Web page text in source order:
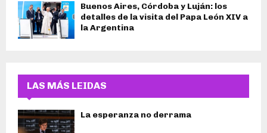
Buenos Aires, Córdoba y Luján: los
detalles de la visita del Papa León XIV a
la Argentina
LAS MÁS LEIDAS
La esperanza no derrama